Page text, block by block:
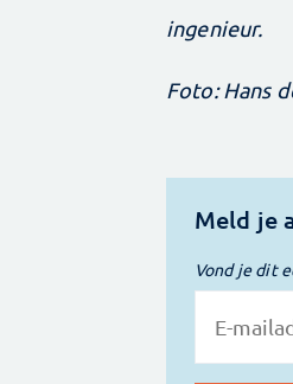
ingenieur.
Foto: Hans
Meld je
Vond je dit